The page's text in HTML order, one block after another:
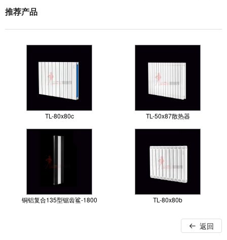
推荐产品
TL-80x80c TL-50x87散热器
铜铝复合135型锯齿鲨-1800 TL-80x80b
返回